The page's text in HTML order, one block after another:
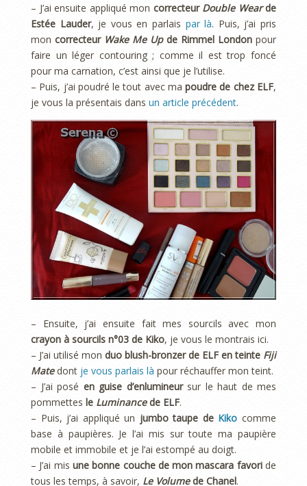
– J’ai ensuite appliqué mon correcteur Double Wearde
Estée Lauder, je vous en parlais par là. Puis, j’ai pris
mon correcteur Wake Me Upde Rimmel London pour
faire un léger contouring ; comme il est trop foncé
pour ma carnation, c’est ainsi que je l’utilise.
– Puis, j’ai poudré le tout avec mapoudre de chez ELF,
je vous la présentais dans un article précédent.
– Ensuite, j’ai ensuite fait mes sourcils avec mon
crayon à sourcils n°03 de Kiko, je vous le montrais ici.
– J’ai utilisé mon duo blush-bronzer de ELF en teinte Fiji
Matedont je vous parlais là pour réchauffer mon teint.
– J’ai posé en guise d’enlumineursur le haut de mes
pommettes le Luminancede ELF.
– Puis, j’ai appliqué un jumbo taupe de Kiko comme
base à paupières. Je l’ai mis sur toute ma paupière
mobile et immobile et je l’ai estompé au doigt.
– J’ai mis une bonne couche de mon mascara favoride
tous les temps, à savoir, Le Volumede Chanel.